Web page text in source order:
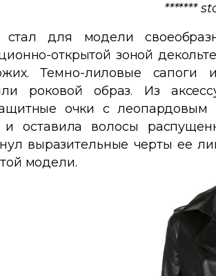
*******
стал для модели
открытой зоной
Темно-лиловые сапоги
роковой образ. Из
очки с
и оставила волосы
выразительные черты ее
модели.